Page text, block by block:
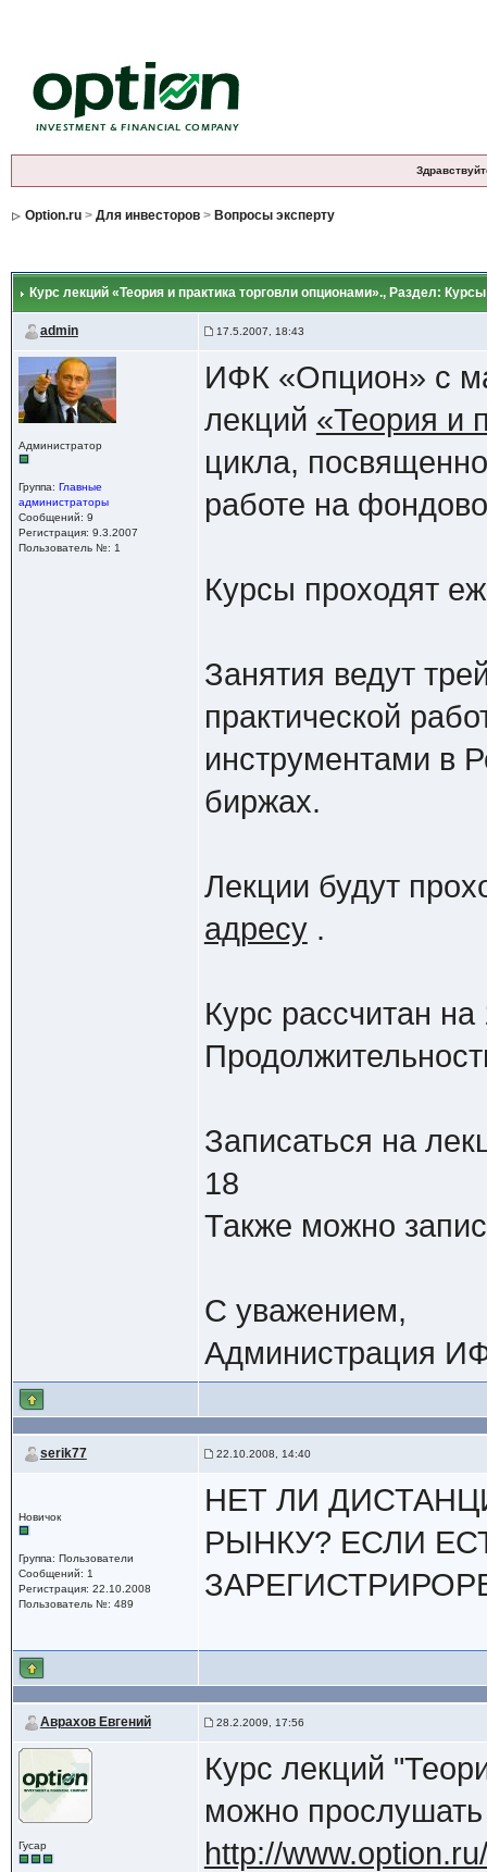
Option.ru> Для инвесторов> Вопросы эксперту
Курс лекций «Теория и практика торговли опционами»., Раздел:
admin 17.5.2007, 18:43
Администратор
Группа: Главные
администраторы
Сообщений: 9
Регистрация: 9.3.2007
Пользователь №: 1
ИФК «Опцион» с
лекций «Теория и
цикла,
работе на
Курсы проходят
Занятия ведут
практической
инструментами в
биржах.
Лекции будут
адресу.
Курс рассчитан
Записаться на
18
Также можно
С уважением,
Администрация
serik77 22.10.2008, 14:40
Новичок
Группа: Пользователи
Сообщений: 1
Регистрация: 22.10.2008
Пользователь №: 489
НЕТ ЛИ
РЫНКУ? ЕСЛИ
Аврахов Евгений 28.2.2009, 17:56
Гусар
Курс лекций
можно
http://